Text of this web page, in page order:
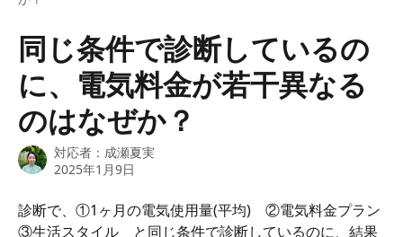
同じ条件で診断しているの
に、電気料金が若干異なる
のはなぜか？
対応者： 成瀬夏実
2025年1月9日
診断で、①1ヶ月の電気使用量(平均)　②電気料金プラン
③生活スタイル　と同じ条件で診断しているのに、結果